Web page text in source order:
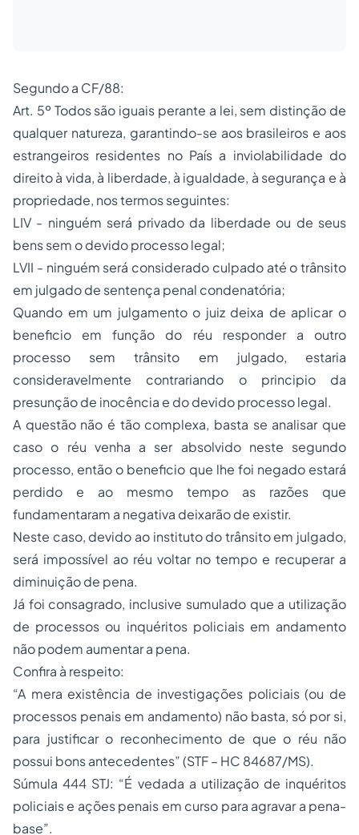
Segundo a CF/88:
Art. 5º Todos são iguais perante a lei, sem distinção de
qualquer natureza, garantindo-se aos brasileiros e aos
estrangeiros residentes no País a inviolabilidade do
direito à vida, à liberdade, à igualdade, à segurança e à
propriedade, nos termos seguintes:
LIV - ninguém será privado da liberdade ou de seus
bens sem o devido processo legal;
LVII - ninguém será considerado culpado até o trânsito
em julgado de sentença penal condenatória;
Quando em um julgamento o juiz deixa de aplicar o
beneficio em função do réu responder a outro
processo sem trânsito em julgado, estaria
consideravelmente contrariando o principio da
presunção de inocência e do devido processo legal.
A questão não é tão complexa, basta se analisar que
caso o réu venha a ser absolvido neste segundo
processo, então o beneficio que lhe foi negado estará
perdido e ao mesmo tempo as razões que
fundamentaram a negativa deixarão de existir.
Neste caso, devido ao instituto do trânsito em julgado,
será impossível ao réu voltar no tempo e recuperar a
diminuição de pena.
Já foi consagrado, inclusive sumulado que a utilização
de processos ou inquéritos policiais em andamento
não podem aumentar a pena.
Confira à respeito:
“A mera existência de investigações policiais (ou de
processos penais em andamento) não basta, só por si,
para justificar o reconhecimento de que o réu não
possui bons antecedentes” (STF – HC 84687/MS).
Súmula 444 STJ: “É vedada a utilização de inquéritos
policiais e ações penais em curso para agravar a pena-
base”.